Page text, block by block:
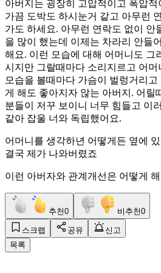
아버지는 굉장히 고압적이고 폭압
가끔 도박도 하시눈거 같고 아무런
가도 하세요. 아무런 연락도 없이 안
을 많이 했는데 이제는 차라리 안들
해요. 이런 모습에 대해 어머니도 그
시지만 그랄때마다 소리지르고 어머
모습을 볼때마다 가슴이 벌렁거리
게 해도 좋아지자 않는 아버지. 어릴
분들이 저꾸 보이니 너무 힘들고 이
같아 잡울 너와 독립했어요.
어머니를 생각하년 어떻게든 옆에
결국 제가 나와버렸죠
이런 아버자와 관계개선은 어떻게
추천0 비추천0
스크랩 공유
신고
목록